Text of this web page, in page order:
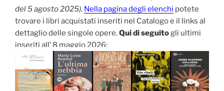
del 5 agosto 2025). Nella pagina degli elenchi potete
trovare i libri acquistati inseriti nel Catalogo e il links al
dettaglio delle singole opere.Qui di seguitogli ultimi
inseriti all’ 8 maggio 2026: